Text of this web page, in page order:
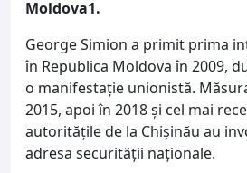
Moldova1.
George Simion a primit prima
în Republica Moldova în 2009,
o manifestație unionistă.
2015, apoi în 2018 și cel mai
autoritățile de la Chișinău au
adresa securității naționale.